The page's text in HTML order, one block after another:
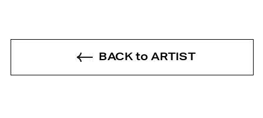
BACK to ARTIST